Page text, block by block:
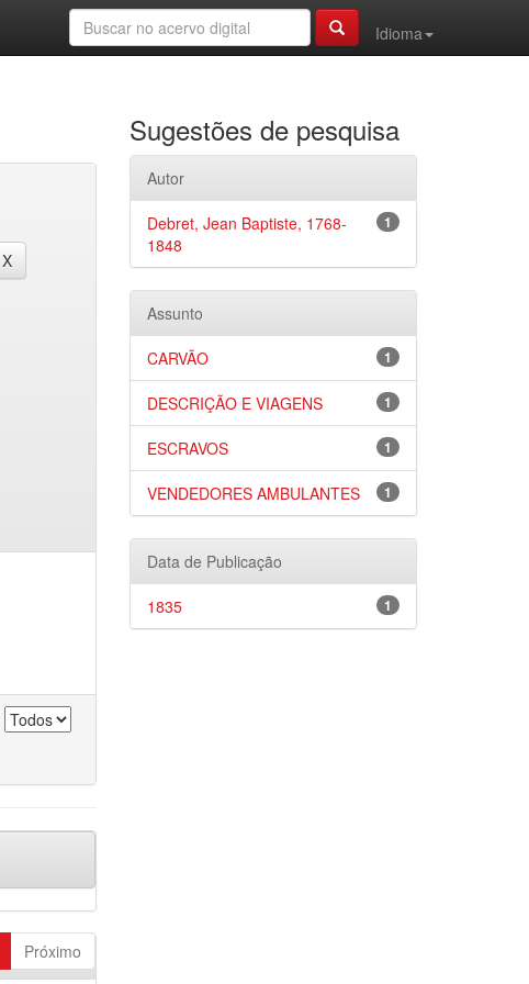
Idioma
Próximo
Sugestões de pesquisa
Autor
1
Debret, Jean Baptiste, 1768-
1848
Assunto
1
CARVÃO
1
DESCRIÇÃO E VIAGENS
1
ESCRAVOS
1
VENDEDORES AMBULANTES
Data de Publicação
1
1835